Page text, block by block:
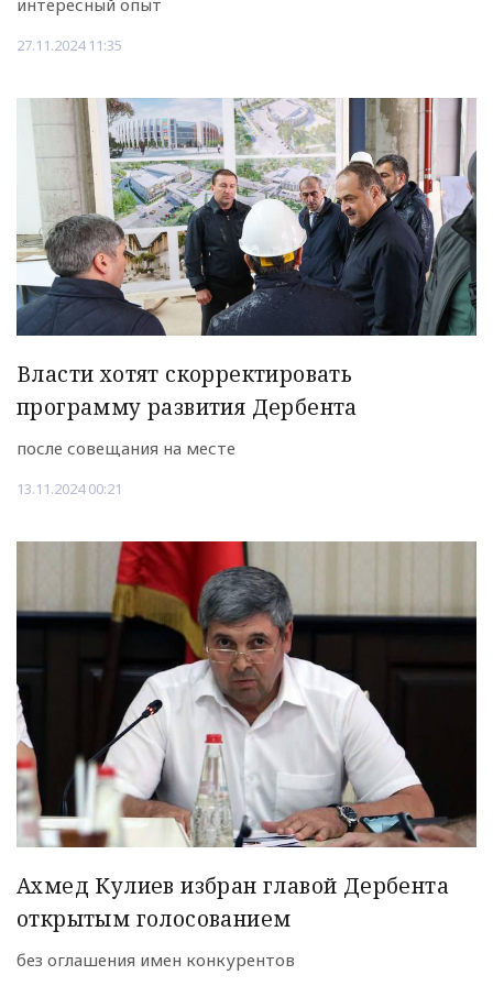
27.11.2024 11:35
Власти хотят скорректировать
программу развития Дербента
после совещания на месте
13.11.2024 00:21
Ахмед Кулиев избран главой Дербента
открытым голосованием
без оглашения имен конкурентов